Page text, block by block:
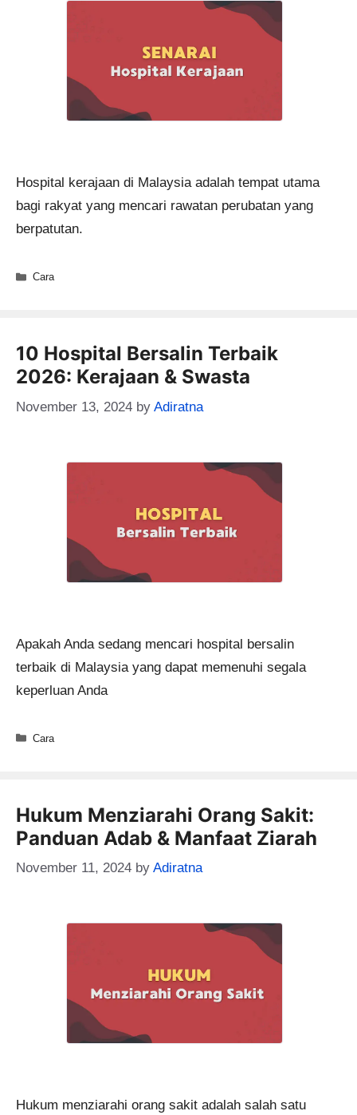
Hospital kerajaan di Malaysia adalah tempat utama
bagi rakyat yang mencari rawatan perubatan yang
berpatutan.
Categories
Cara
10 Hospital Bersalin Terbaik
2026: Kerajaan & Swasta
November 13, 2024 by Adiratna
Apakah Anda sedang mencari hospital bersalin
terbaik di Malaysia yang dapat memenuhi segala
keperluan Anda
Categories
Cara
Hukum Menziarahi Orang Sakit:
Panduan Adab & Manfaat Ziarah
November 11, 2024 by Adiratna
Hukum menziarahi orang sakit adalah salah satu